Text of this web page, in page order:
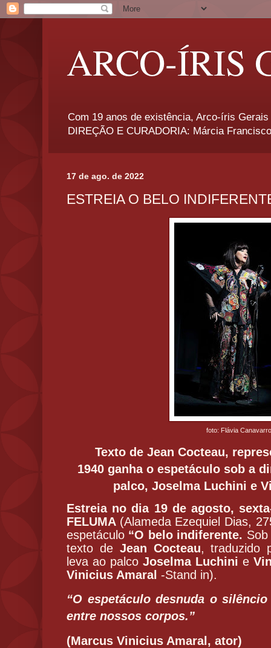
ARCO-ÍRIS
Com 19 anos de existência, Arco-íris
DIREÇÃO E CURADORIA: Márcia
17 de ago. de 2022
ESTREIA O BELO
foto: Flávia Canavarro
Texto de Jean Cocteau,
1940 ganha o espetáculo sob a
palco, Joselma Luchini e
Estreia no dia 19 de agosto,
FELUMA (Alameda Ezequiel Dias,
espetáculo “O belo indiferente.
texto de Jean Cocteau, traduzido
leva ao palco Joselma Luchini e
Vinicius Amaral -Stand in).
“O espetáculo desnuda o
entre nossos corpos.”
(Marcus Vinicius Amaral, ator)